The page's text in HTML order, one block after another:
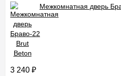
Межкомнатная дверь
3 240 ₽